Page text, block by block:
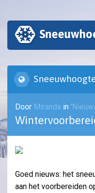
Door Miranda in
Goed nieuws: het
aan het voorbereiden